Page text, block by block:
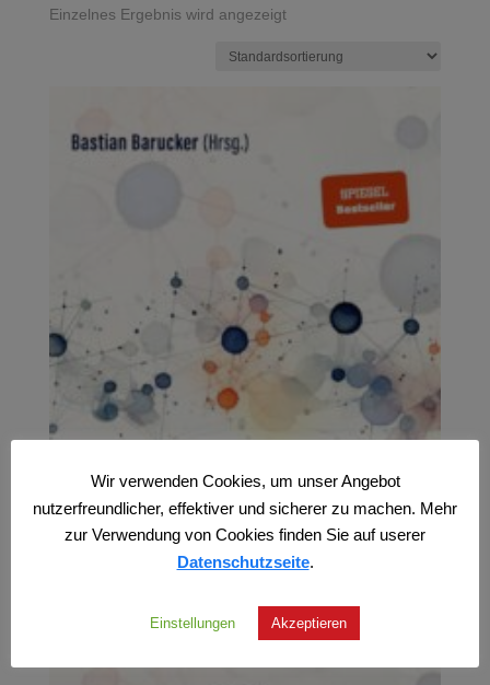
Einzelnes Ergebnis wird angezeigt
Wir verwenden Cookies, um unser Angebot
nutzerfreundlicher, effektiver und sicherer zu machen. Mehr
zur Verwendung von Cookies finden Sie auf userer
Datenschutzseite.
Einstellungen Akzeptieren